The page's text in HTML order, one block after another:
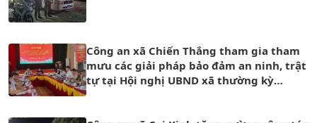
Công an xã Chiến Thắng tham gia tham
mưu các giải pháp bảo đảm an ninh, trật
tự tại Hội nghị UBND xã thường kỳ